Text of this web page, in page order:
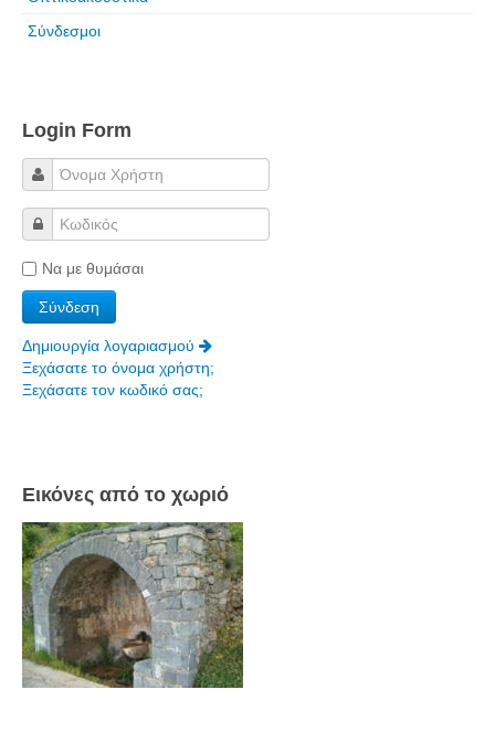
Σύνδεσμοι
Login Form
Να με θυμάσαι
Δημιουργία λογαριασμού
Ξεχάσατε το όνομα χρήστη;
Ξεχάσατε τον κωδικό σας;
Εικόνες από το χωριό